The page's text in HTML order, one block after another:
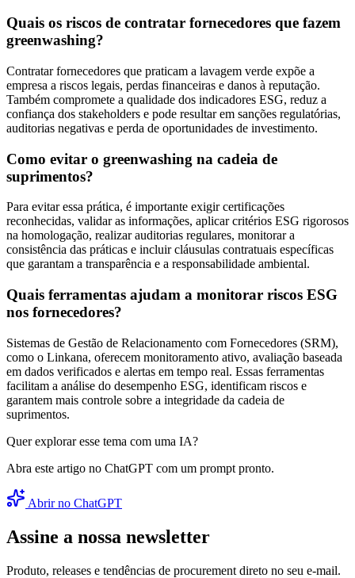
Quais os riscos de contratar fornecedores que fazem
greenwashing?
Contratar fornecedores que praticam a lavagem verde expõe a
empresa a riscos legais, perdas financeiras e danos à reputação.
Também compromete a qualidade dos indicadores ESG, reduz a
confiança dos stakeholders e pode resultar em sanções regulatórias,
auditorias negativas e perda de oportunidades de investimento.
Como evitar o greenwashing na cadeia de
suprimentos?
Para evitar essa prática, é importante exigir certificações
reconhecidas, validar as informações, aplicar critérios ESG rigorosos
na homologação, realizar auditorias regulares, monitorar a
consistência das práticas e incluir cláusulas contratuais específicas
que garantam a transparência e a responsabilidade ambiental.
Quais ferramentas ajudam a monitorar riscos ESG
nos fornecedores?
Sistemas de Gestão de Relacionamento com Fornecedores (SRM),
como o Linkana, oferecem monitoramento ativo, avaliação baseada
em dados verificados e alertas em tempo real. Essas ferramentas
facilitam a análise do desempenho ESG, identificam riscos e
garantem mais controle sobre a integridade da cadeia de
suprimentos.
Quer explorar esse tema com uma IA?
Abra este artigo no ChatGPT com um prompt pronto.
Abrir no ChatGPT
Assine a nossa newsletter
Produto, releases e tendências de procurement direto no seu e-mail.